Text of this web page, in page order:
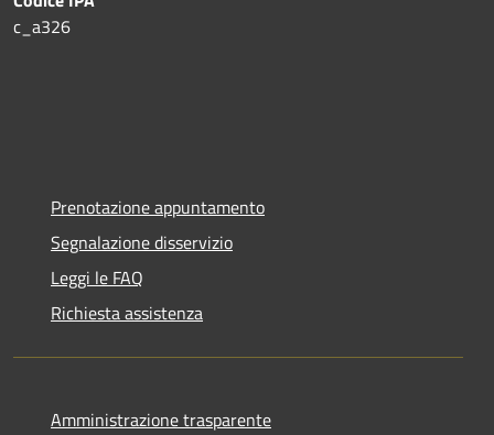
c_a326
Prenotazione appuntamento
Segnalazione disservizio
Leggi le FAQ
Richiesta assistenza
Amministrazione trasparente